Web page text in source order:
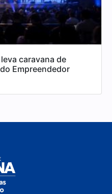
caravana de
Empreendedor